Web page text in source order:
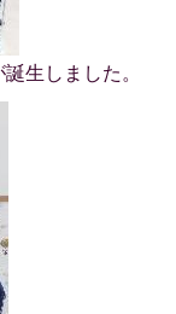
生しました。